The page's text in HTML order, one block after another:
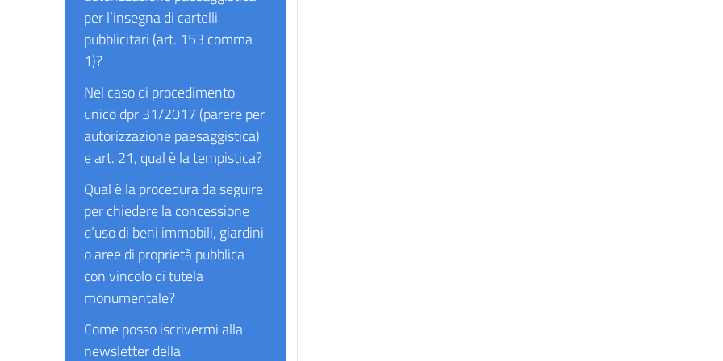
per l’insegna di cartelli
pubblicitari (art. 153 comma
1)?
Nel caso di procedimento
unico dpr 31/2017 (parere per
autorizzazione paesaggistica)
e art. 21, qual è la tempistica?
Qual è la procedura da seguire
per chiedere la concessione
d’uso di beni immobili, giardini
o aree di proprietà pubblica
con vincolo di tutela
monumentale?
Come posso iscrivermi alla
newsletter della